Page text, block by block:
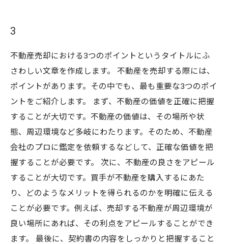
3
不動産売却における3つのポイントというタイトルにふ
さわしい文章を作成します。 不動産を売却する際には、
ポイントがあります。その中でも、最も重要な3つのポイ
ントをご紹介します。 まず、不動産の価値を正確に把握
することが大切です。不動産の価値は、その場所や状
態、周辺環境など多岐にわたります。そのため、不動産
会社のプロに鑑定を依頼するなどして、正確な価値を把
握することが必要です。 次に、不動産の良さをアピール
することが大切です。買手が不動産を購入するにあた
り、どのようなメリットを得られるのかを明確に伝える
ことが必要です。例えば、売却する不動産が周辺環境が
良い場所にあれば、その利点をアピールすることができ
ます。 最後に、契約書の内容をしっかりと把握すること